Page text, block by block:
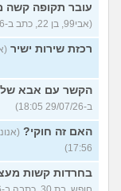
עובר תקופה קשה
(אבי99, בן 22, כתב ב-29/07/26 18:25)
רכזת שירות ישיר
הקשר עם אבא שלי
ב-29/07/26 18:05)
האם זה חוקי?
17:56)
בחרדות קשות